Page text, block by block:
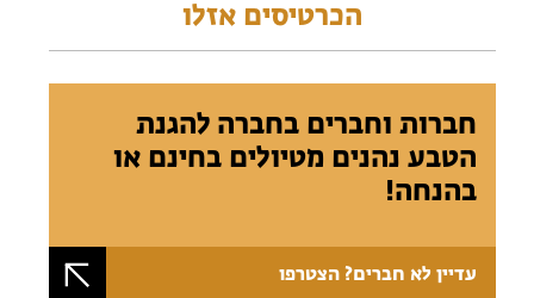
הכרטיסים אזלו
חברות וחברים בחברה להגנת
הטבע נהנים מטיולים בחינם או
בהנחה!
עדיין לא חברים? הצטרפו